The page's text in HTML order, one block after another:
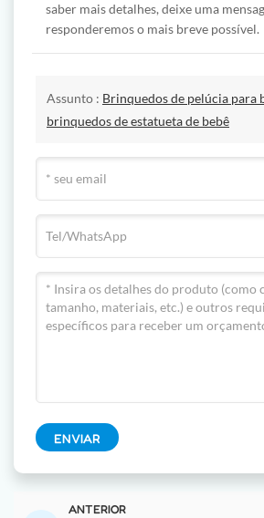
saber mais detalhes, deixe uma
responderemos o mais breve possível.
Assunto : Brinquedos de pelúcia para
brinquedos de estatueta de bebê
ENVIAR
ANTERIOR